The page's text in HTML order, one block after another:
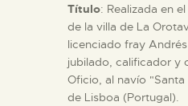
█
EL MUSEO
Título: Realizada en
de la villa de La
licenciado fray
jubilado, calificador y
Oficio, al navío
de Lisboa (Portugal).